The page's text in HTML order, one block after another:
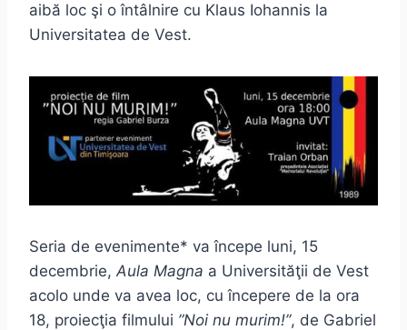
aibă loc şi o întâlnire cu Klaus Iohannis la
Universitatea de Vest.
Seria de evenimente* va începe luni, 15
decembrie, Aula Magna a Universităţii de Vest
acolo unde va avea loc, cu începere de la ora
18, proiecţia filmului ”Noi nu murim!”, de Gabriel